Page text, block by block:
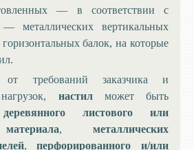
— в соответствии с
металлических вертикальных
балок, на которые
требований заказчика и
настилможет быть
деревянного листового или
, металлических
,перфорированного и/или